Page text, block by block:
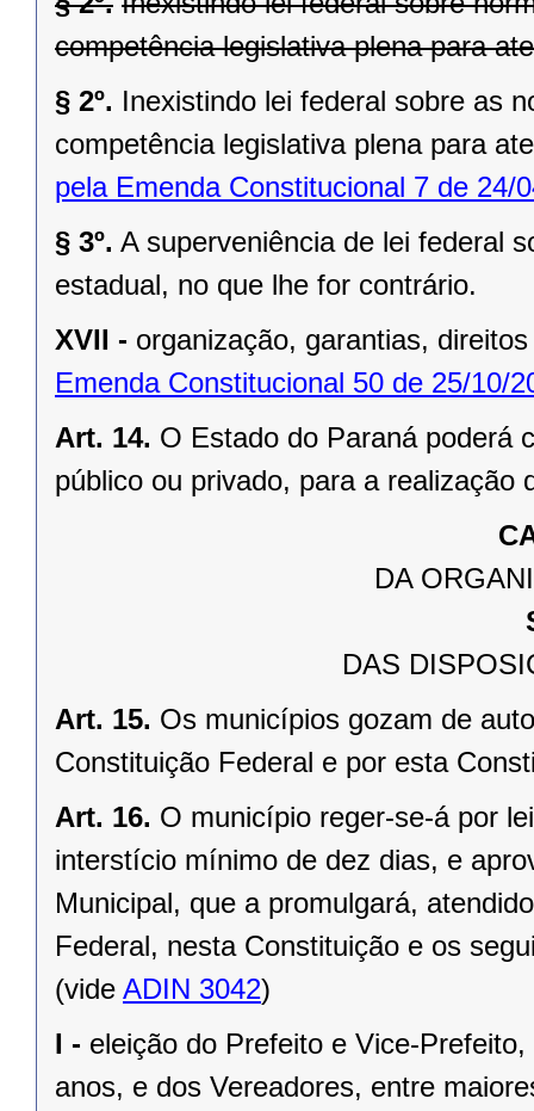
competência legislativa plena para
§ 2º. Inexistindo lei federal sobre as
competência legislativa plena para
pela Emenda Constitucional 7 de 24/
§ 3º. A superveniência de lei federal
estadual, no que lhe for contrário.
XVII - organização, garantias,
Emenda Constitucional 50 de 25/10/
Art. 14. O Estado do Paraná poderá
público ou privado, para a realização
DA
DAS
Art. 15. Os municípios gozam de
Constituição Federal e por esta
Art. 16. O município reger-se-á por
interstício mínimo de dez dias, e
Municipal, que a promulgará,
Federal, nesta Constituição e os
(vide ADIN 3042)
I - eleição do Prefeito e Vice-
anos, e dos Vereadores, entre